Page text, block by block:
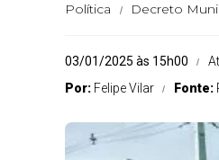
Política Decreto
03/01/2025 às 15h00
Por: Felipe Vilar Fonte: